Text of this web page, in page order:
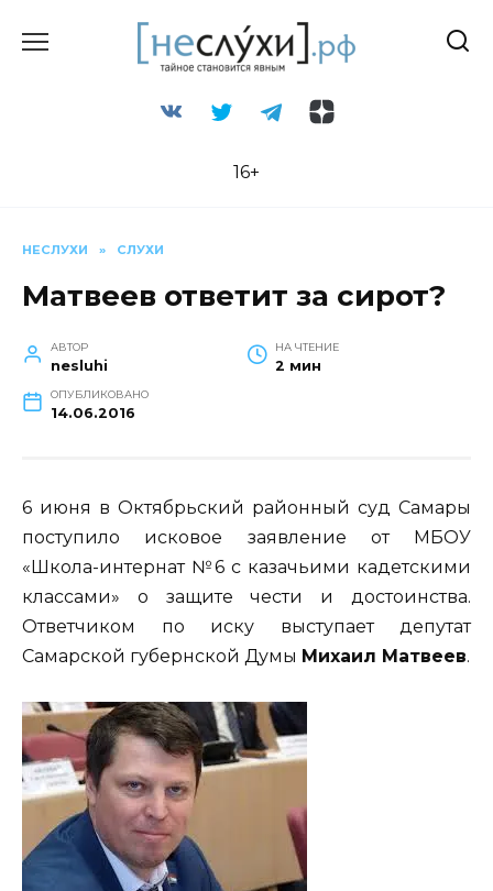
16+
НЕСЛУХИ » СЛУХИ
Матвеев ответит за сирот?
АВТОР
nesluhi
НА ЧТЕНИЕ
2 мин
ОПУБЛИКОВАНО
14.06.2016
6 июня в Октябрьский районный суд Самары
поступило исковое заявление от МБОУ
«Школа-интернат №6 с казачьими кадетскими
классами» о защите чести и достоинства.
Ответчиком по иску выступает депутат
Самарской губернской Думы Михаил Матвеев.